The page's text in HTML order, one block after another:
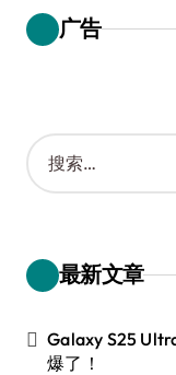
广告
搜
索
：
最新文章
Galaxy S25
爆了！